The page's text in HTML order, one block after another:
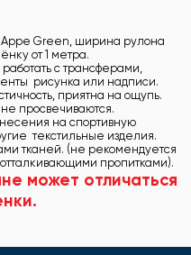
Appe Green, ширина рулона
от 1 метра.
с трансферами,
рисунка или надписи.
приятна на ощупь.
просвечиваются.
на спортивную
текстильные изделия.
тканей. (не рекомендуется
пропитками).
может отличаться